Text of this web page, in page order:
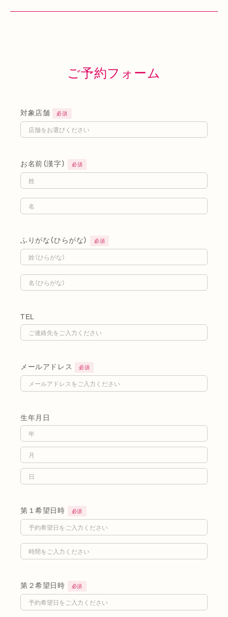
ご予約フォーム
対象店舗 必須
お名前（漢字） 必須
ふりがな（ひらがな） 必須
TEL
メールアドレス 必須
生年月日
第１希望日時 必須
第２希望日時 必須